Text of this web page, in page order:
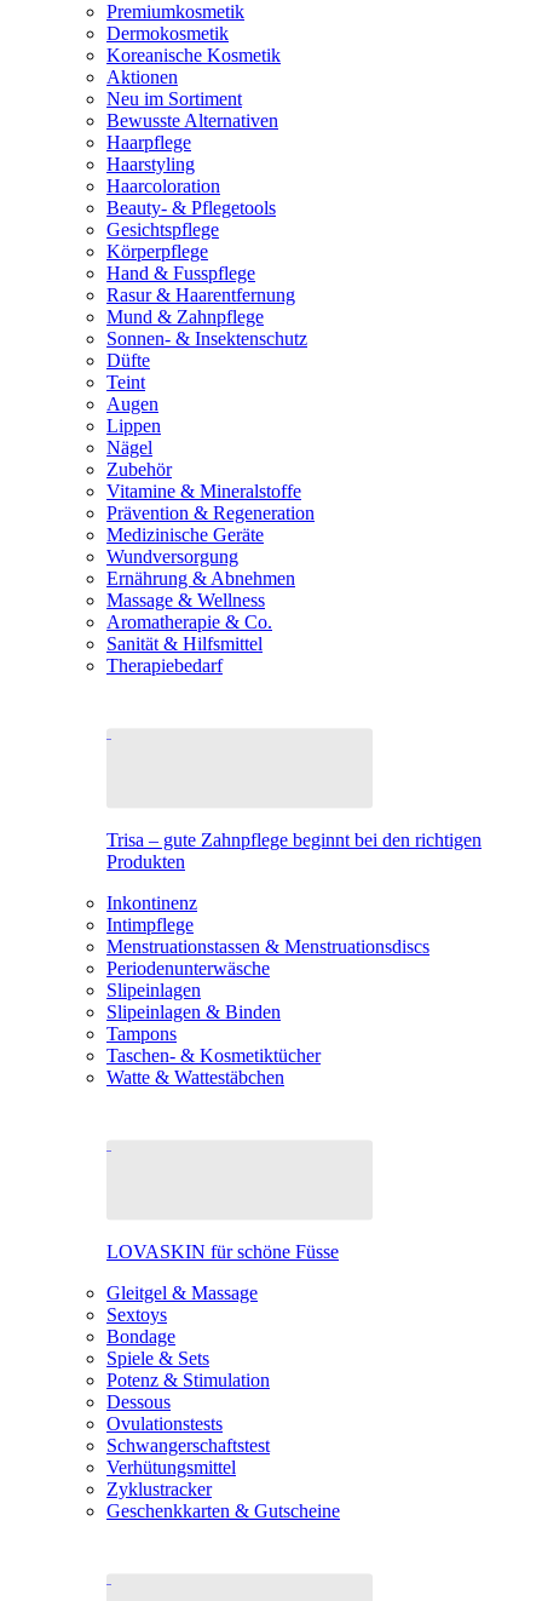
Premiumkosmetik
Dermokosmetik
Koreanische Kosmetik
Aktionen
Neu im Sortiment
Bewusste Alternativen
Haarpflege
Haarstyling
Haarcoloration
Beauty- & Pflegetools
Gesichtspflege
Körperpflege
Hand & Fusspflege
Rasur & Haarentfernung
Mund & Zahnpflege
Sonnen- & Insektenschutz
Düfte
Teint
Augen
Lippen
Nägel
Zubehör
Vitamine & Mineralstoffe
Prävention & Regeneration
Medizinische Geräte
Wundversorgung
Ernährung & Abnehmen
Massage & Wellness
Aromatherapie & Co.
Sanität & Hilfsmittel
Therapiebedarf
Trisa – gute Zahnpflege beginnt bei den richtigen
Produkten
Inkontinenz
Intimpflege
Menstruationstassen & Menstruationsdiscs
Periodenunterwäsche
Slipeinlagen
Slipeinlagen & Binden
Tampons
Taschen- & Kosmetiktücher
Watte & Wattestäbchen
LOVASKIN für schöne Füsse
Gleitgel & Massage
Sextoys
Bondage
Spiele & Sets
Potenz & Stimulation
Dessous
Ovulationstests
Schwangerschaftstest
Verhütungsmittel
Zyklustracker
Geschenkkarten & Gutscheine